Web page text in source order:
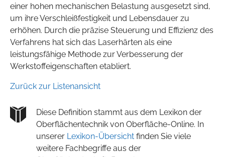
einer hohen mechanischen Belastung ausgesetzt sind,
um ihre Verschleißfestigkeit und Lebensdauer zu
erhöhen. Durch die präzise Steuerung und Effizienz des
Verfahrens hat sich das Laserhärten als eine
leistungsfähige Methode zur Verbesserung der
Werkstoffeigenschaften etabliert.
Zurück zur Listenansicht
Diese Definition stammt aus dem Lexikon der
Oberflächentechnik von Oberfläche-Online. In
unserer Lexikon-Übersicht finden Sie viele
weitere Fachbegriffe aus der